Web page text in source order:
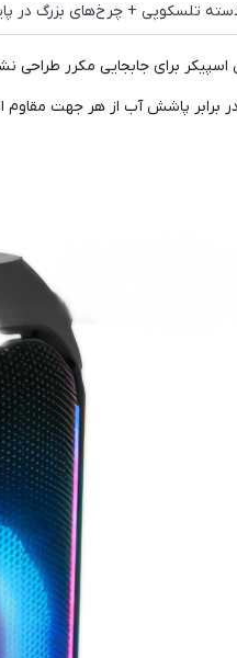
تلسکوپی + چرخ‌های بزرگ در
برای جابجایی مکرر طراحی
پاشش آب از هر جهت مقاوم